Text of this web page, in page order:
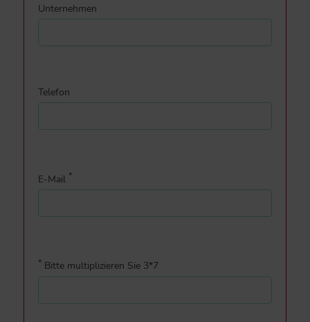
Unternehmen
Telefon
E-Mail *
* Bitte multiplizieren Sie 3*7